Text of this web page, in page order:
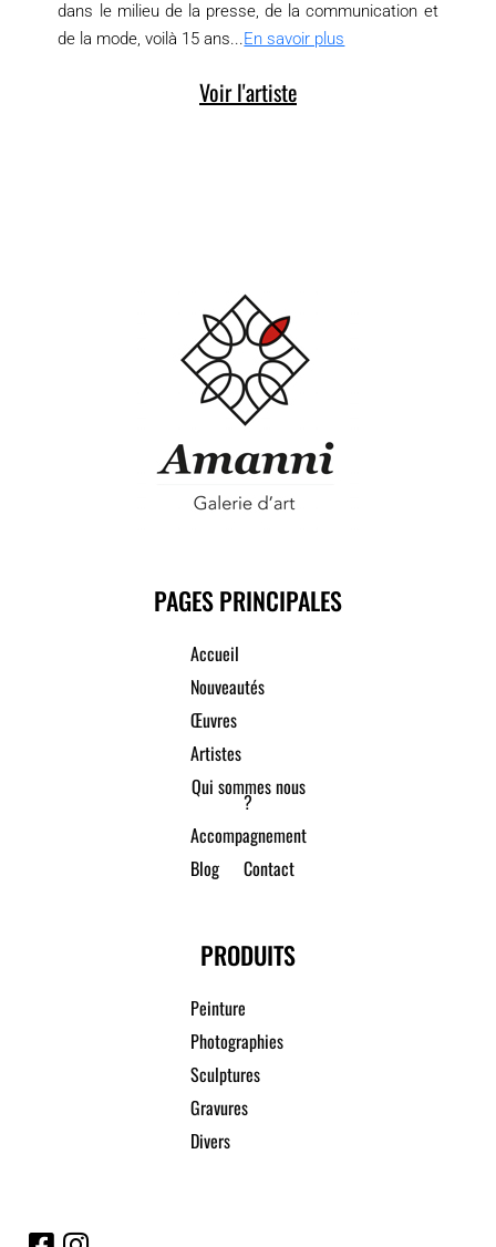
dans le milieu de la presse, de la communication et
de la mode, voilà 15 ans...En savoir plus
Voir l'artiste
PAGES PRINCIPALES
Accueil
Nouveautés
Œuvres
Artistes
Qui sommes nous
?
Accompagnement
Blog
Contact
PRODUITS
Peinture
Photographies
Sculptures
Gravures
Divers